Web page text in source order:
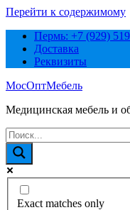
Перейти к содержимому
Пермь: +7 (929)
Доставка
Реквизиты
МосОптМебель
Медицинская мебель и
Exact matches only